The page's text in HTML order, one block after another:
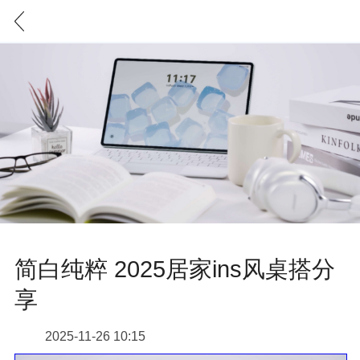
简白纯粹 2025居家ins风桌搭分
享
2025-11-26 10:15